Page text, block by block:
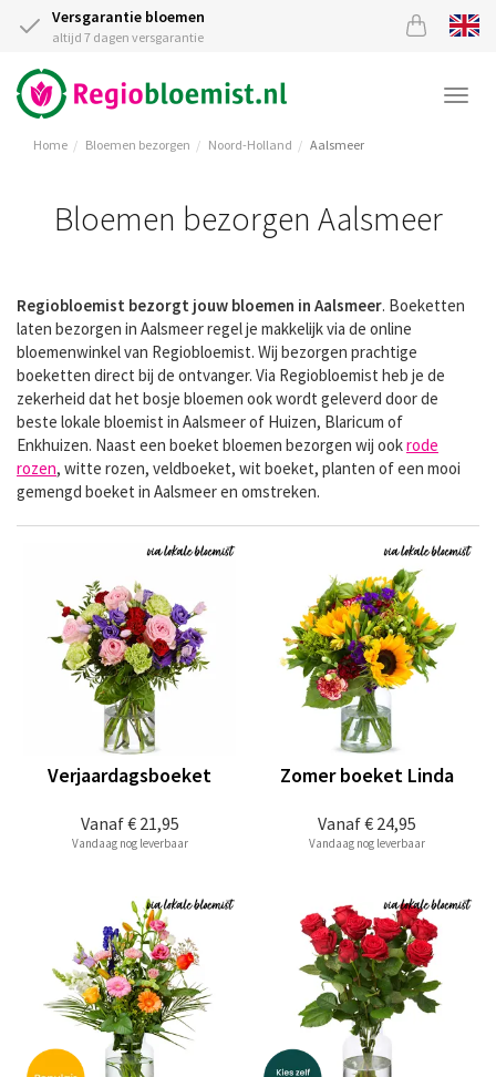
Versgarantie bloemen
altijd 7 dagen versgarantie
Home Bloemen bezorgen Noord-Holland Aalsmeer
Bloemen bezorgen Aalsmeer
Regiobloemist bezorgt jouw bloemen in Aalsmeer. Boeketten
laten bezorgen in Aalsmeer regel je makkelijk via de online
bloemenwinkel van Regiobloemist. Wij bezorgen prachtige
boeketten direct bij de ontvanger. Via Regiobloemist heb je de
zekerheid dat het bosje bloemen ook wordt geleverd door de
beste lokale bloemist in Aalsmeer of Huizen, Blaricum of
Enkhuizen. Naast een boeket bloemen bezorgen wij ookrode
rozen, witte rozen, veldboeket, wit boeket, planten of een mooi
gemengd boeket in Aalsmeer en omstreken.
Vanaf€ 21,95
Verjaardagsboeket
Vandaag nog leverbaar
Vanaf€ 24,95
Zomer boeket Linda
Vandaag nog leverbaar